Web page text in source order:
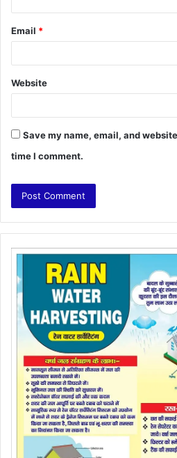
Email *
Website
Save my name, email, and
time I comment.